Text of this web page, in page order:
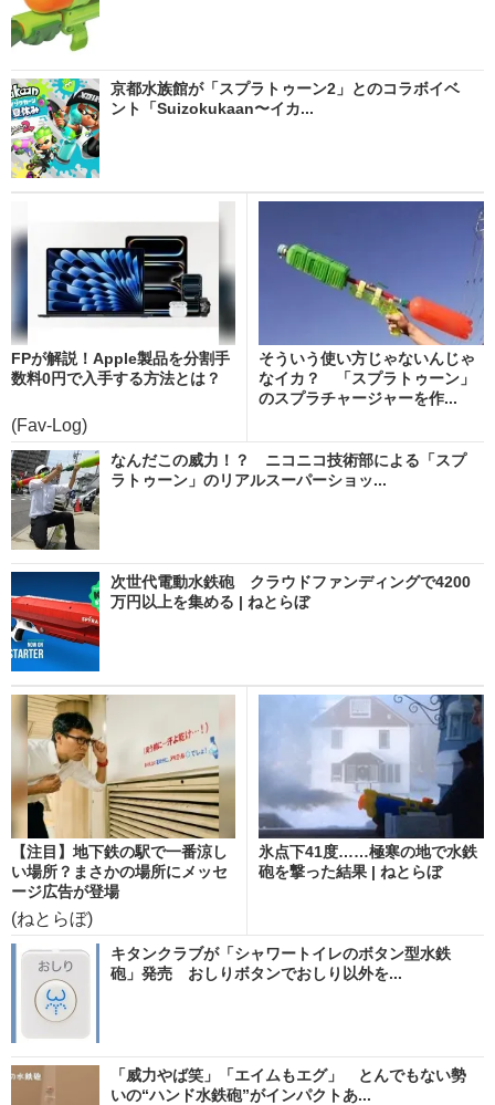
京都水族館が「スプラトゥーン2」とのコラボイベ
ント「Suizokukaan〜イカ...
FPが解説！Apple製品を分割手
数料0円で入手する方法とは？
(Fav-Log)
そういう使い方じゃないんじゃ
なイカ？ 「スプラトゥーン」
のスプラチャージャーを作...
なんだこの威力！？ ニコニコ技術部による「スプ
ラトゥーン」のリアルスーパーショッ...
次世代電動水鉄砲 クラウドファンディングで4200
万円以上を集める | ねとらぼ
【注目】地下鉄の駅で一番涼し
い場所？まさかの場所にメッセ
ージ広告が登場
(ねとらぼ)
氷点下41度……極寒の地で水鉄
砲を撃った結果 | ねとらぼ
キタンクラブが「シャワートイレのボタン型水鉄
砲」発売 おしりボタンでおしり以外を...
「威力やば笑」「エイムもエグ」 とんでもない勢
いの“ハンド水鉄砲”がインパクトあ...